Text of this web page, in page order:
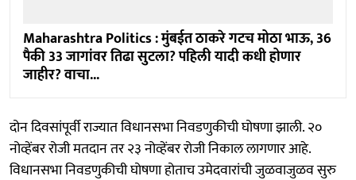
Maharashtra Politics : मुंबईत ठाकरे गटच मोठा भाऊ, 36
पैकी 33 जागांवर तिढा सुटला? पहिली यादी कधी होणार
जाहीर? वाचा...
दोन दिवसांपूर्वी राज्यात विधानसभा निवडणुकीची घोषणा झाली. २०
नोव्हेंबर रोजी मतदान तर २३ नोव्हेंबर रोजी निकाल लागणार आहे.
विधानसभा निवडणुकीची घोषणा होताच उमेदवारांची जुळवाजुळव सुरु